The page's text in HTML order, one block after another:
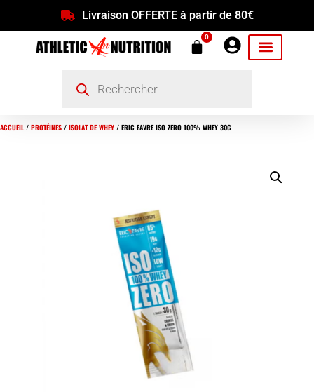
Livraison OFFERTE à partir de 80€
0
ACCUEIL/ PROTÉINES / ISOLAT DE WHEY / ERIC FAVRE ISO ZERO 100% WHEY 30G